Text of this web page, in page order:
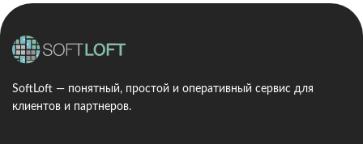
SoftLoft — понятный, простой и оперативный сервис для
клиентов и партнеров.